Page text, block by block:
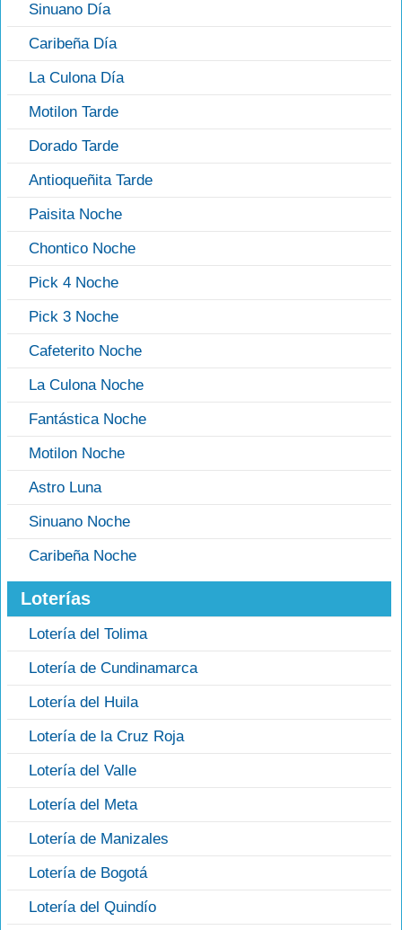
Sinuano Día
Caribeña Día
La Culona Día
Motilon Tarde
Dorado Tarde
Antioqueñita Tarde
Paisita Noche
Chontico Noche
Pick 4 Noche
Pick 3 Noche
Cafeterito Noche
La Culona Noche
Fantástica Noche
Motilon Noche
Astro Luna
Sinuano Noche
Caribeña Noche
Loterías
Lotería del Tolima
Lotería de Cundinamarca
Lotería del Huila
Lotería de la Cruz Roja
Lotería del Valle
Lotería del Meta
Lotería de Manizales
Lotería de Bogotá
Lotería del Quindío